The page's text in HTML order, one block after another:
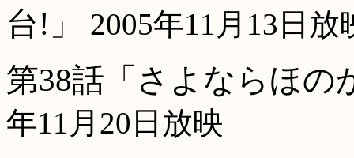
台!」
2005年11月13日放
第38話「さよならほの
年11月20日放映